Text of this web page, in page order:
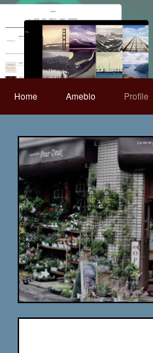
Home Ameblo Profile